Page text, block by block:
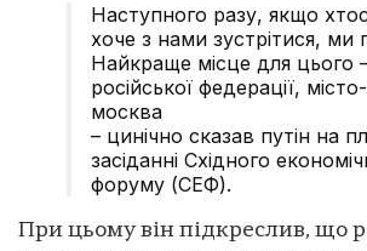
Наступного разу, якщо
хоче з нами зустрітися, ми
Найкраще місце для цього
російської федерації,
москва
– цинічно сказав путін на
засіданні Східного
форуму (СЕФ).
При цьому він підкреслив, що